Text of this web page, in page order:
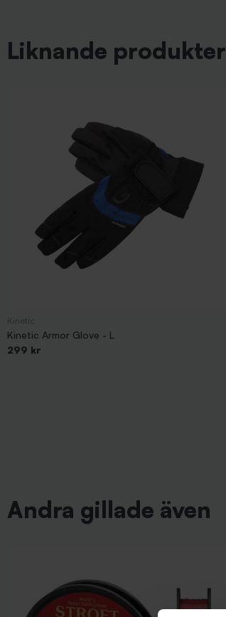
Liknande produkter
Kinetic Armor Glove - L
299 kr
Andra gillade även